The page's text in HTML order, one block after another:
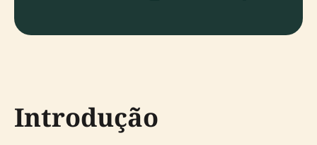
Introdução